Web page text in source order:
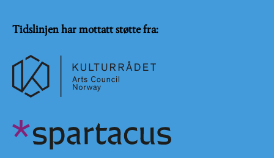
Tidslinjen har mottatt støtte fra: